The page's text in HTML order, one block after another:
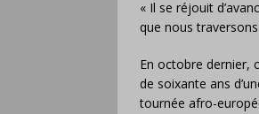
« Il se réjouit
que nous
En octobre dernier,
de soixante ans
tournée afro-